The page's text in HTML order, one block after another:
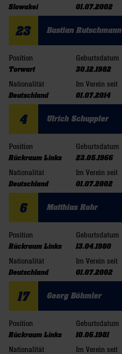
Slowakei
01.07.2002
23 Bastian Rutschmann
Position
Torwart
Geburtsdatum
30.12.1982
Nationalität
Deutschland
Im Verein seit
01.07.2014
4 Ulrich Schuppler
Position
Rückraum Links
Geburtsdatum
23.05.1966
Nationalität
Deutschland
Im Verein seit
01.07.2002
6 Matthias Rohr
Position
Rückraum Links
Geburtsdatum
13.04.1980
Nationalität
Deutschland
Im Verein seit
01.07.2002
17 Georg Böhmler
Position
Rückraum Links
Geburtsdatum
10.06.1981
Nationalität
Im Verein seit